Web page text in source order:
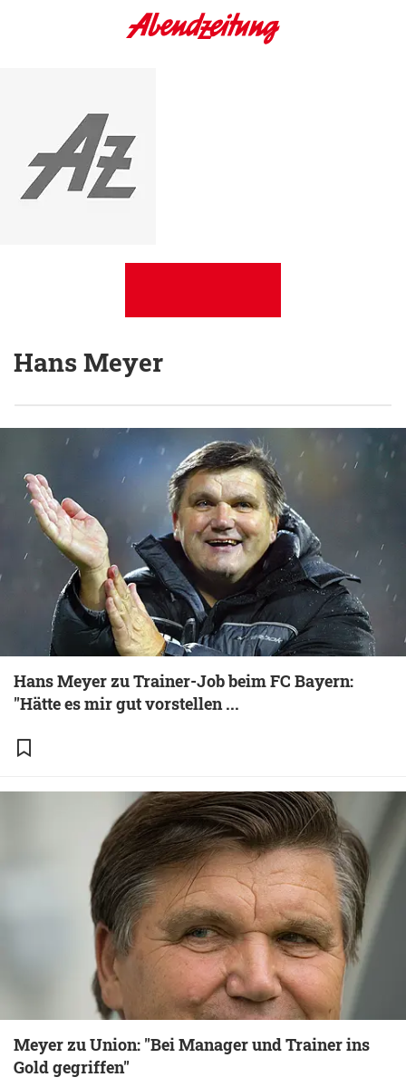
Hans Meyer
Hans Meyer zu Trainer-Job beim FC Bayern:
"Hätte es mir gut vorstellen ...
Meyer zu Union: "Bei Manager und Trainer ins
Gold gegriffen"